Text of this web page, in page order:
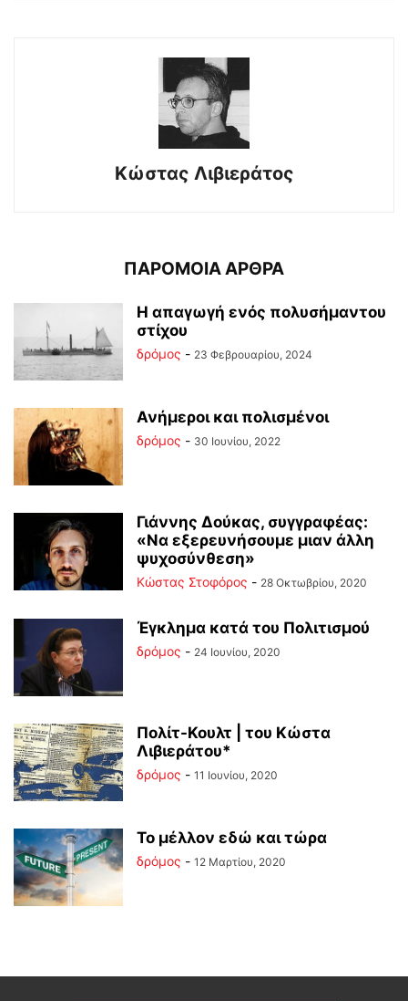
Κώστας Λιβιεράτος
ΠΑΡΟΜΟΙΑ ΑΡΘΡΑ
Η απαγωγή ενός πολυσήμαντου
στίχου
δρόμος - 23 Φεβρουαρίου, 2024
Ανήμεροι και πολισμένοι
δρόμος - 30 Ιουνίου, 2022
Γιάννης Δούκας, συγγραφέας:
«Να εξερευνήσουμε μιαν άλλη
ψυχοσύνθεση»
Κώστας Στοφόρος - 28 Οκτωβρίου, 2020
Έγκλημα κατά του Πολιτισμού
δρόμος - 24 Ιουνίου, 2020
Πολίτ-Κουλτ | του Κώστα
Λιβιεράτου*
δρόμος - 11 Ιουνίου, 2020
Το μέλλον εδώ και τώρα
δρόμος - 12 Μαρτίου, 2020